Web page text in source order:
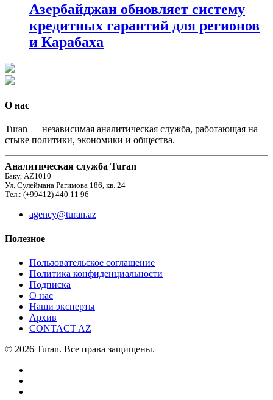
Азербайджан обновляет систему
кредитных гарантий для регионов
и Карабаха
О нас
Turan — независимая аналитическая служба, работающая на
стыке политики, экономики и общества.
Аналитическая служба Turan
Баку, AZ1010
Ул. Сулеймана Рагимова 186, кв. 24
Тел.: (+99412) 440 11 96
agency@turan.az
Полезное
Пользовательское соглашение
Политика конфиденциальности
Подписка
О нас
Наши эксперты
Архив
CONTACT AZ
© 2026 Turan. Все права защищены.